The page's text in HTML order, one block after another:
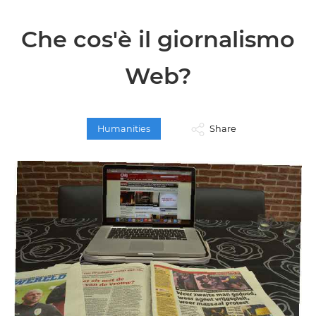
Che cos'è il giornalismo
Web?
Humanities Share